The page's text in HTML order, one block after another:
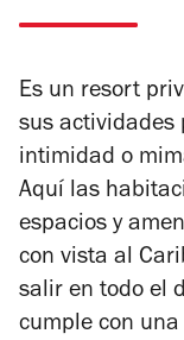
Es un resort
sus actividades
intimidad o
Aquí las
espacios y
con vista al
salir en todo el
cumple con